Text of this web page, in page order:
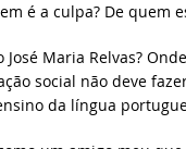
é a culpa? De quem
José Maria Relvas?
social não deve
da língua